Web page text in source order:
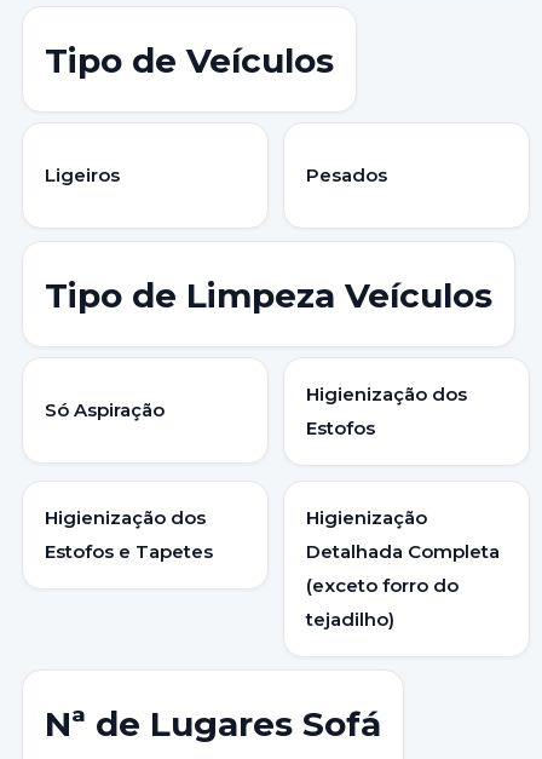
Tipo de Veículos
Ligeiros Pesados
Tipo de Limpeza Veículos
Só Aspiração
Higienização dos
Estofos
Higienização dos
Estofos e Tapetes
Higienização
Detalhada Completa
(exceto forro do
tejadilho)
Nª de Lugares Sofá